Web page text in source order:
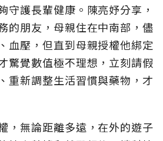
守護長輩健康。陳亮妤分享，
的朋友，母親住在中南部，儘
血壓，但直到母親授權他綁定
驚覺數值極不理想，立刻請假
重新調整生活習慣與藥物，才
，無論距離多遠，在外的遊子